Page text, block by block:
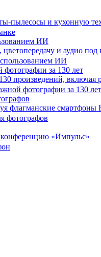
пылесосы и кухонную
ИИ
и аудио под
фотографии за 130 лет
произведений,
флагманские смартфоны
«Импульс»